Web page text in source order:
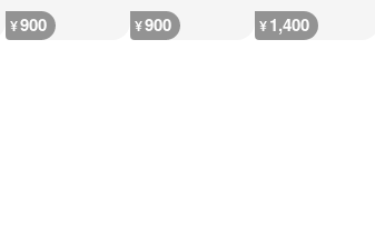
¥900 ¥900 ¥1,400